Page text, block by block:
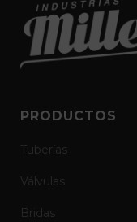
PRODUCTOS
Tuberías
Válvulas
Bridas